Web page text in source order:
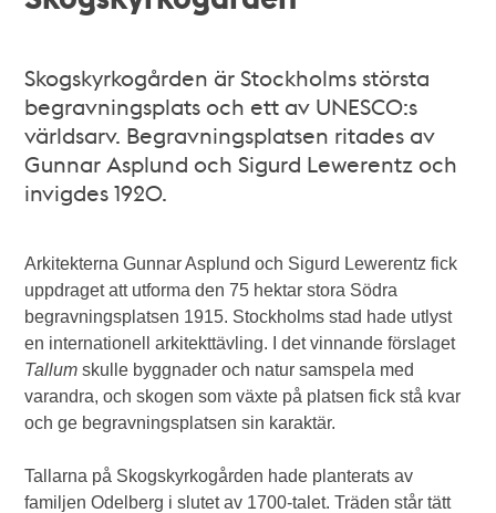
Skogskyrkogården är Stockholms största
begravningsplats och ett av UNESCO:s
världsarv. Begravningsplatsen ritades av
Gunnar Asplund och Sigurd Lewerentz och
invigdes 1920.
Arkitekterna Gunnar Asplund och Sigurd Lewerentz fick
uppdraget att utforma den 75 hektar stora Södra
begravningsplatsen 1915. Stockholms stad hade utlyst
en internationell arkitekttävling. I det vinnande förslaget
Tallumskulle byggnader och natur samspela med
varandra, och skogen som växte på platsen fick stå kvar
och ge begravningsplatsen sin karaktär.
Tallarna på Skogskyrkogården hade planterats av
familjen Odelberg i slutet av 1700-talet. Träden står tätt